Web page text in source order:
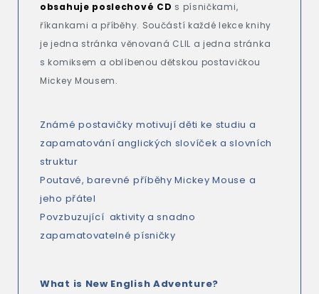
obsahuje poslechové CD s písničkami,
říkankami a příběhy. Součástí každé lekce knihy
je jedna stránka věnovaná CLIL a jedna stránka
s komiksem a oblíbenou dětskou postavičkou
Mickey Mousem.
Známé postavičky motivují děti ke studiu a
zapamatování anglických slovíček a slovních
struktur
Poutavé, barevné příběhy Mickey Mouse a
jeho přátel
Povzbuzující aktivity a snadno
zapamatovatelné písničky
What is New English Adventure?